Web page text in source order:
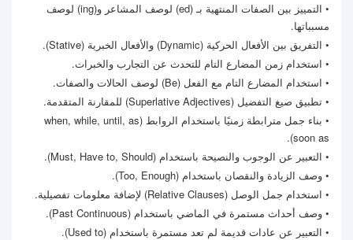
• التمييز بين الصفات المنتهية بـ (ed) لوصف المشاعر و(ing) لوصف
مسبباتها.
• التفريق بين الأفعال الحركية (Dynamic) والأفعال الخبرية (Stative).
• استخدام زمن المضارع التام للتحدث عن التجارب والخبرات.
• استخدام المضارع التام مع الفعل (Be) لوصف الحالات والصفات.
• تطبيق صيغ التفضيل (Superlative Adjectives) للمقارنة المتقدمة.
• بناء جمل مترابطة زمنيًا باستخدام الروابط (when, while, until, as
soon as).
• التعبير عن الوجوب والنصيحة باستخدام (Must, Have to, Should).
• وصف الزيادة والنقصان باستخدام (Too, Enough).
• استخدام جمل الوصل (Relative Clauses) لإضافة معلومات تفصيلية.
• وصف أحداث مستمرة في الماضي باستخدام (Past Continuous).
• التعبير عن عادات قديمة لم تعد مستمرة باستخدام (Used to).